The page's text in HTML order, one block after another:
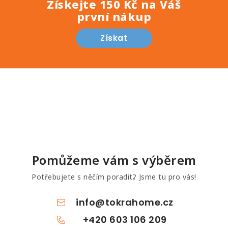
Získejte 150 Kč na Váš
první nákup
Získat
Pomůžeme vám s výběrem
Potřebujete s něčím poradit? Jsme tu pro vás!
info@tokrahome.cz
+420 603 106 209